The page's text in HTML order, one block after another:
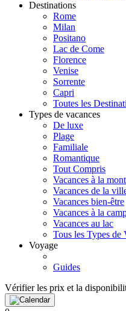
Destinations
Rome
Milan
Positano
Lac de Come
Florence
Venise
Sorrente
Capri
Toutes les
Types de vacances
De luxe
Plage
Familiale
Romantique
Tout Compris
Vacances à la
Vacances de la
Vacances bien-être
Vacances à la
Vacances au lac
Tous les Types de
Voyage
Guides
Vérifier les prix et la